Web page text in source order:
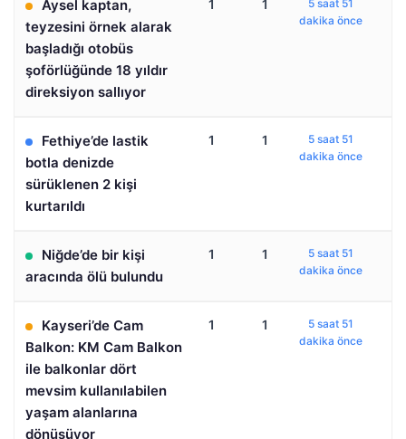
Aysel kaptan,
teyzesini örnek alarak
başladığı otobüs
şoförlüğünde 18 yıldır
direksiyon sallıyor
1 1
5 saat 51
dakika önce
Fethiye’de lastik
botla denizde
sürüklenen 2 kişi
kurtarıldı
1 1
5 saat 51
dakika önce
Niğde’de bir kişi
aracında ölü bulundu
1 1
5 saat 51
dakika önce
Kayseri’de Cam
Balkon: KM Cam Balkon
ile balkonlar dört
mevsim kullanılabilen
yaşam alanlarına
dönüşüyor
1 1
5 saat 51
dakika önce